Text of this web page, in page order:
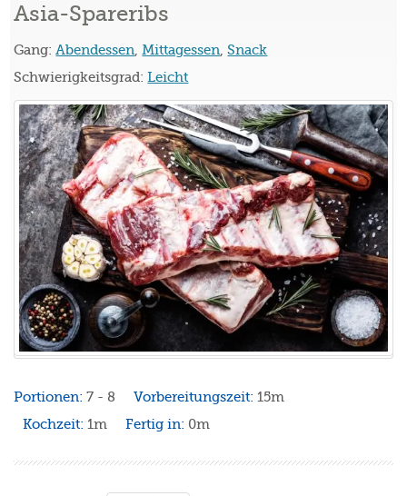
Asia-Spareribs
Gang:Abendessen,Mittagessen,Snack
Schwierigkeitsgrad:Leicht
Portionen:7 - 8 Vorbereitungszeit:15m
Kochzeit:1m Fertig in: 0m